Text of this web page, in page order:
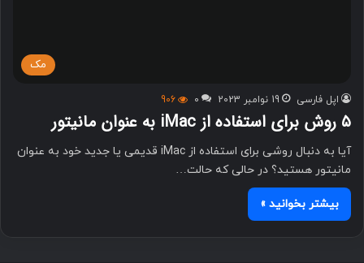
مک
اپل فارسی 19 نوامبر 2023 0
906
۵ روش برای استفاده از iMac به عنوان مانیتور
آیا به دنبال روشی برای استفاده از iMac قدیمی یا جدید خود به عنوان
مانیتور هستید؟ در حالی که حالت…
بیشتر بخوانید »